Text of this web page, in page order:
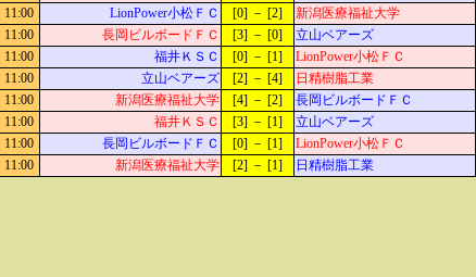
11:00 LionPower小松ＦＣ [0] － [2] 新潟医療福祉大学
11:00 長岡ビルボードＦＣ [3] － [0] 立山ベアーズ
11:00 福井ＫＳＣ [0] － [1] LionPower小松ＦＣ
11:00 立山ベアーズ [2] － [4] 日精樹脂工業
11:00 新潟医療福祉大学 [4] － [2] 長岡ビルボードＦＣ
11:00 福井ＫＳＣ [3] － [1] 立山ベアーズ
11:00 長岡ビルボードＦＣ [0] － [1] LionPower小松ＦＣ
11:00 新潟医療福祉大学 [2] － [1] 日精樹脂工業